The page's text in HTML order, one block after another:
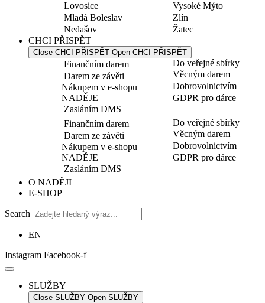
Lovosice
Mladá Boleslav
Nedašov
Vysoké Mýto
Zlín
Žatec
CHCI PŘISPĚT
Close CHCI PŘISPĚT Open CHCI PŘISPĚT
Finančním darem
Darem ze závěti
Nákupem v e-shopu
NADĚJE
Zasláním DMS
Do veřejné sbírky
Věcným darem
Dobrovolnictvím
GDPR pro dárce
Finančním darem
Darem ze závěti
Nákupem v e-shopu
NADĚJE
Zasláním DMS
Do veřejné sbírky
Věcným darem
Dobrovolnictvím
GDPR pro dárce
O NADĚJI
E-SHOP
Search
EN
Instagram Facebook-f
SLUŽBY
Close SLUŽBY Open SLUŽBY